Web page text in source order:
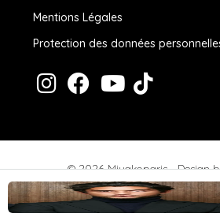
Mentions Légales
Protection des données
© 2026 Miyakoparis - Design
Honoraires Mentions Légales